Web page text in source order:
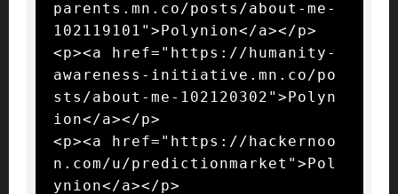
parents.mn.co/posts/about-me-
102119101">Polynion</a></p>
<p><a href="https://humanity-
awareness-initiative.mn.co/po
sts/about-me-102120302">Polyn
ion</a></p>
<p><a href="https://hackernoo
n.com/u/predictionmarket">Pol
ynion</a></p>